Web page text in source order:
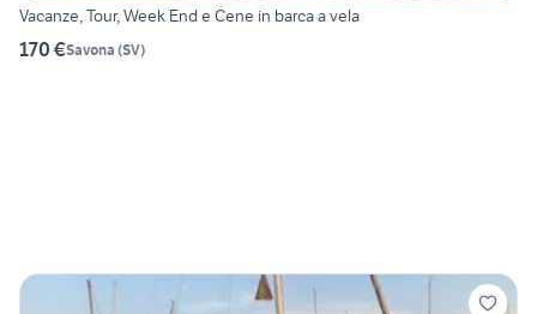
Vacanze, Tour, Week End e Cene in barca a vela
170 €Savona (SV)